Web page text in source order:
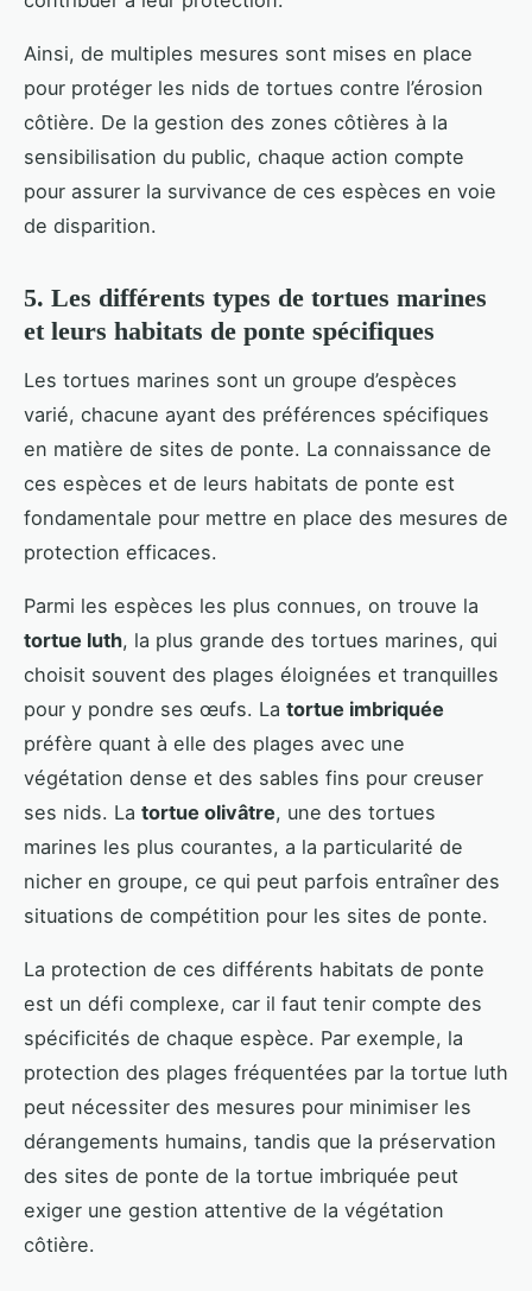
Ainsi, de multiples mesures sont mises en place
pour protéger les nids de tortues contre l’érosion
côtière. De la gestion des zones côtières à la
sensibilisation du public, chaque action compte
pour assurer la survivance de ces espèces en voie
de disparition.
5. Les différents types de tortues marines
et leurs habitats de ponte spécifiques
Les tortues marines sont un groupe d’espèces
varié, chacune ayant des préférences spécifiques
en matière de sites de ponte. La connaissance de
ces espèces et de leurs habitats de ponte est
fondamentale pour mettre en place des mesures de
protection efficaces.
Parmi les espèces les plus connues, on trouve la
tortue luth, la plus grande des tortues marines, qui
choisit souvent des plages éloignées et tranquilles
pour y pondre ses œufs. La tortue imbriquée
préfère quant à elle des plages avec une
végétation dense et des sables fins pour creuser
ses nids. La tortue olivâtre, une des tortues
marines les plus courantes, a la particularité de
nicher en groupe, ce qui peut parfois entraîner des
situations de compétition pour les sites de ponte.
La protection de ces différents habitats de ponte
est un défi complexe, car il faut tenir compte des
spécificités de chaque espèce. Par exemple, la
protection des plages fréquentées par la tortue luth
peut nécessiter des mesures pour minimiser les
dérangements humains, tandis que la préservation
des sites de ponte de la tortue imbriquée peut
exiger une gestion attentive de la végétation
côtière.